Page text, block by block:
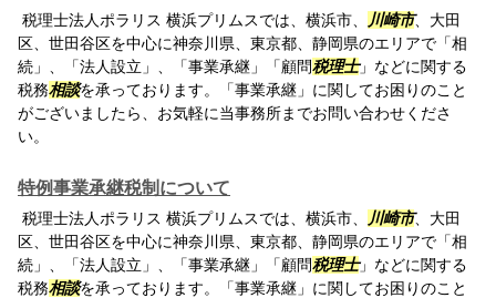
税理士法人ポラリス 横浜プリムスでは、横浜市、 川崎市、大田
区、世田谷区を中心に神奈川県、東京都、静岡県のエリアで「相
続」、「法人設立」、「事業承継」「顧問税理士」などに関する
税務相談を承っております。「事業承継」に関してお困りのこと
がございましたら、お気軽に当事務所までお問い合わせくださ
い。
特例事業承継税制について
税理士法人ポラリス 横浜プリムスでは、横浜市、 川崎市、大田
区、世田谷区を中心に神奈川県、東京都、静岡県のエリアで「相
続」、「法人設立」、「事業承継」「顧問税理士」などに関する
税務相談を承っております。「事業承継」に関してお困りのこと